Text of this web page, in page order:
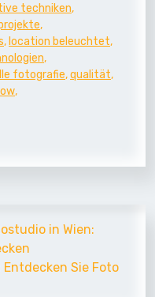
techniken,
,
, location beleuchtet,
,
fotografie,qualität,
,
in Wien:
Entdecken Sie Foto